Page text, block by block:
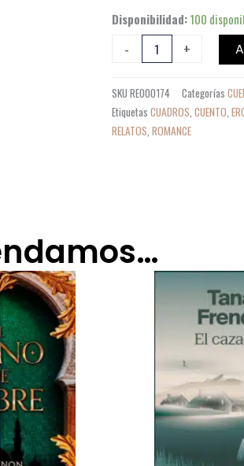
Disponibilidad: 100
-
Lo
esconde
cantidad
+
SKU RE000174 Categorías
Etiquetas CUADROS CUENTO
RELATOS ROMANCE